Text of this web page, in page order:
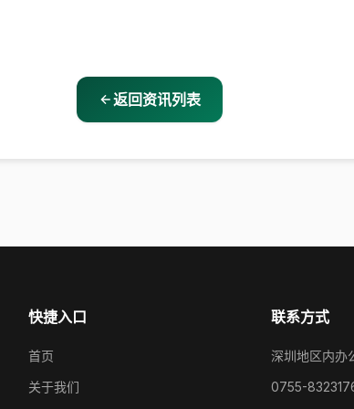
返回资讯列表
快捷入口
首页
关于我们
联系方式
深圳地区内办
0755-